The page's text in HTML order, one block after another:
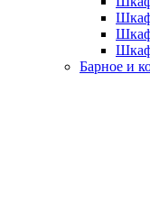
Барное и